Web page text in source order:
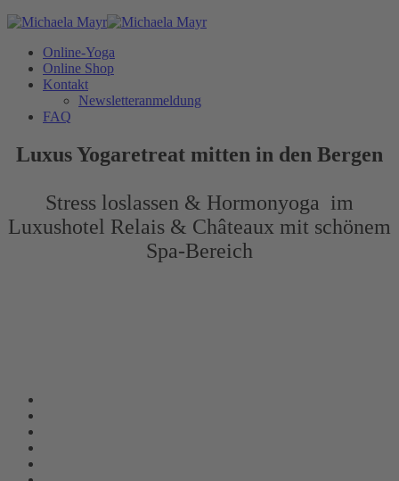
Online-Yoga
Online Shop
Kontakt
Newsletteranmeldung
FAQ
Luxus Yogaretreat mitten in den Bergen
Stress loslassen & Hormonyoga im
Luxushotel Relais & Châteaux mit schönem
Spa-Bereich